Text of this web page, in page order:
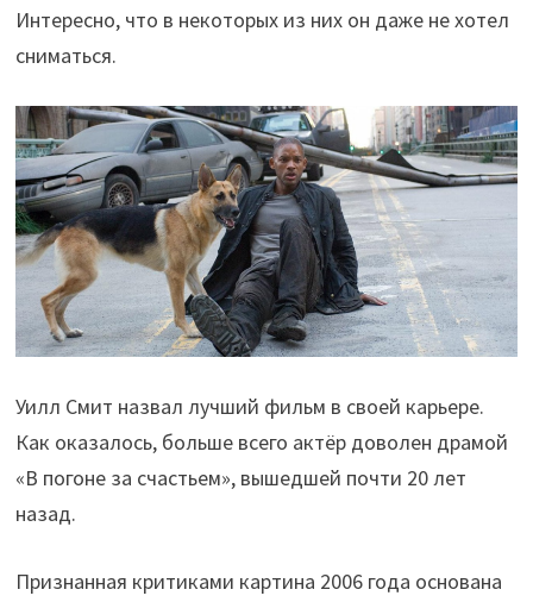
Интересно, что в некоторых из них он даже не хотел
сниматься.
Уилл Смит назвал лучший фильм в своей карьере.
Как оказалось, больше всего актёр доволен драмой
«В погоне за счастьем», вышедшей почти 20 лет
назад.
Признанная критиками картина 2006 года основана